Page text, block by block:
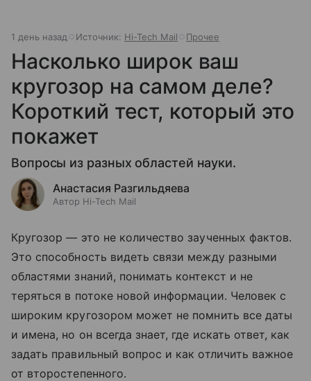
1 день назад Источник: Hi-Tech Mail Прочее
Насколько широк ваш
кругозор на самом деле?
Короткий тест, который это
покажет
Вопросы из разных областей науки.
Анастасия Разгильдяева
Автор Hi-Tech Mail
Кругозор — это не количество заученных фактов.
Это способность видеть связи между разными
областями знаний, понимать контекст и не
теряться в потоке новой информации. Человек с
широким кругозором может не помнить все даты
и имена, но он всегда знает, где искать ответ, как
задать правильный вопрос и как отличить важное
от второстепенного.